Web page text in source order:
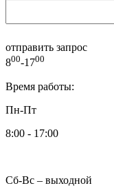
отправить запрос
800-1700
Время работы:
Пн-Пт
8:00 - 17:00
Сб-Вс – выходной